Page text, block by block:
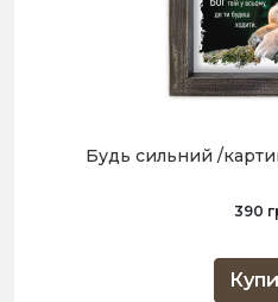
Будь сильний /
390